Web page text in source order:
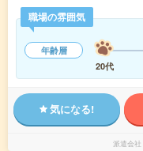
職場の雰囲気
年齢層
20代
気になる!
派遣会社